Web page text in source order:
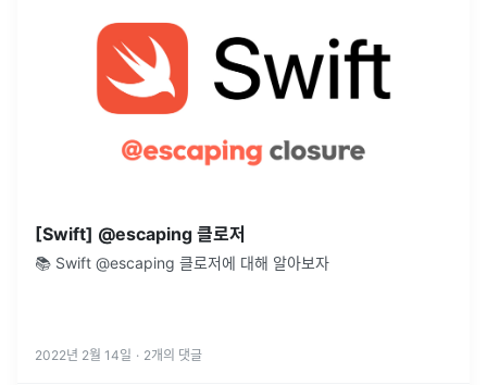
[Swift] @escaping 클로저
📚 Swift @escaping 클로저에 대해 알아보자
2022년 2월 14일 · 2개의 댓글